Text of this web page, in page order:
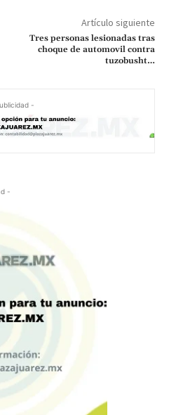
Artículo siguiente
Tres personas lesionadas tras
choque de automovil contra
tuzobusht…
-
-